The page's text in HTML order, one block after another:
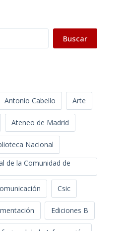
Buscar
Antonio Cabello Arte
Ateneo de Madrid
Nacional
de la Comunidad de
Csic
Ediciones B